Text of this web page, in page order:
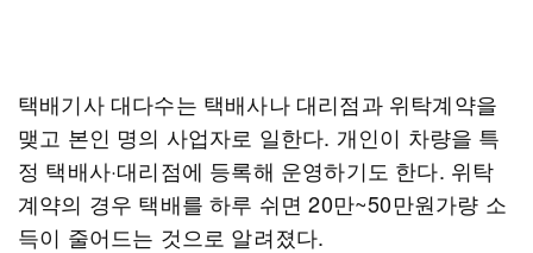
택배기사 대다수는 택배사나 대리점과 위탁계약을
맺고 본인 명의 사업자로 일한다. 개인이 차량을 특
정 택배사·대리점에 등록해 운영하기도 한다. 위탁
계약의 경우 택배를 하루 쉬면 20만~50만원가량 소
득이 줄어드는 것으로 알려졌다.